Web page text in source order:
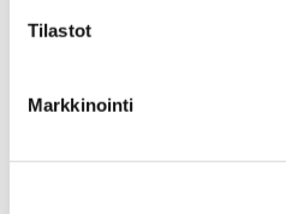
Tilastot
Markkinointi